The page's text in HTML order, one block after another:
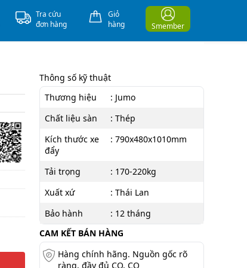
Tra cứu
đơn hàng
Giỏ
hàng
Smember
Thông số kỹ thuật
Thương hiệu
: Jumo
Chất liệu sàn
: Thép
Kích thước xe
đẩy
: 790x480x1010mm
Tải trọng
: 170-220kg
Xuất xứ
: Thái Lan
Bảo hành
: 12 tháng
CAM KẾT BÁN HÀNG
Hàng chính hãng. Nguồn gốc rõ
ràng, đầy đủ CO, CQ